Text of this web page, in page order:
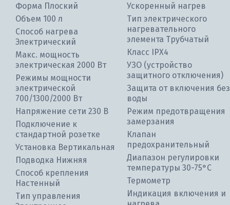
Форма Плоский
Объем 100 л
Способ нагрева
Электрический
Макс. мощность
электрическая 2000 Вт
Режимы мощности
электрической
700/1300/2000 Вт
Напряжение сети 230 В
Подключение к
стандартной розетке
Установка Вертикальная
Подводка Нижняя
Способ крепления
Настенный
Тип управления
Ускоренный нагрев
Тип электрического
нагревательного
элемента Трубчатый
Класс IPX4
УЗО (устройство
защитного отключения)
Защита от включения без
воды
Режим предотвращения
замерзания
Клапан
предохранительный
Диапазон регулировки
температуры 30-75°С
Термометр
Индикация включения и